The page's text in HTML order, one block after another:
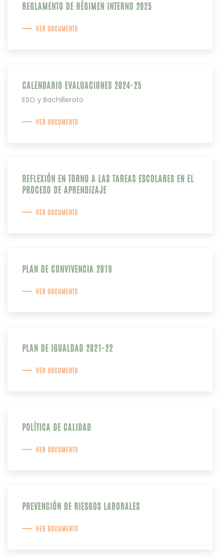
REGLAMENTO DE RÉGIMEN INTERNO 2025
VER DOCUMENTO
CALENDARIO EVALUACIONES 2024-25
ESO y Bachillerato
VER DOCUMENTO
REFLEXIÓN EN TORNO A LAS TAREAS ESCOLARES EN EL
PROCESO DE APRENDIZAJE
VER DOCUMENTO
PLAN DE CONVIVENCIA 2019
VER DOCUMENTO
PLAN DE IGUALDAD 2021-22
VER DOCUMENTO
POLÍTICA DE CALIDAD
VER DOCUMENTO
PREVENCIÓN DE RIESGOS LABORALES
VER DOCUMENTO